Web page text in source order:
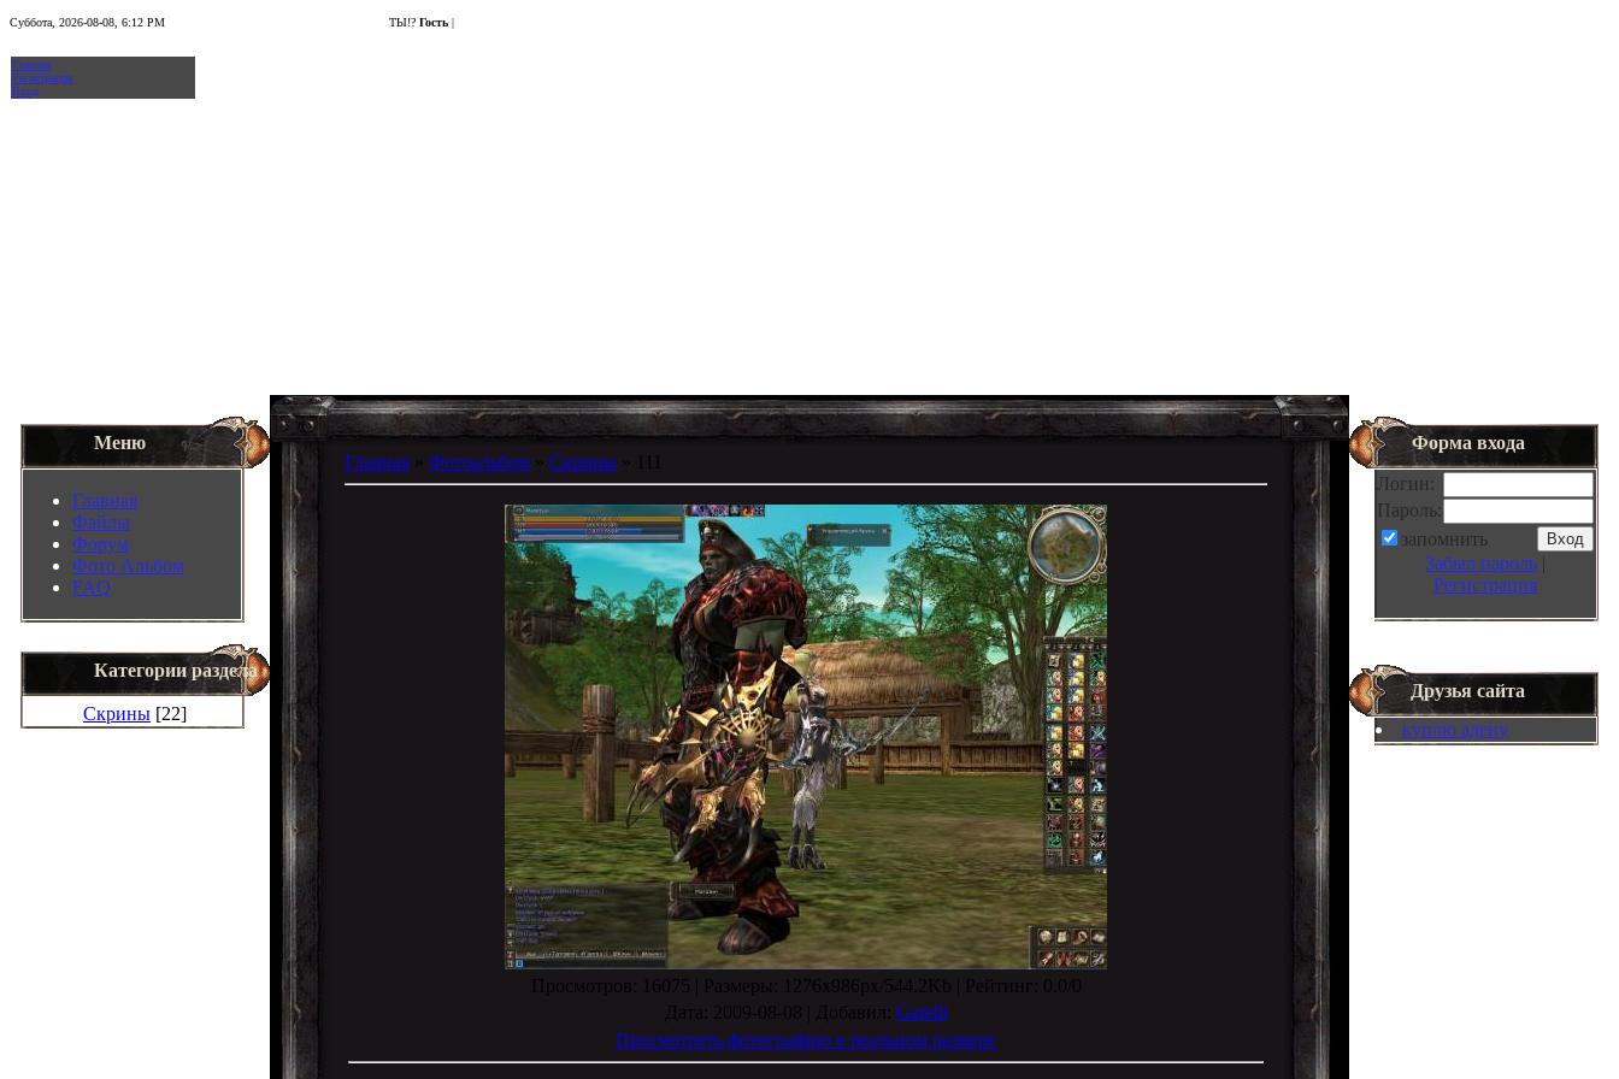
Суббота, 2026-08-08, 6:12 PM
Главная
Регистрация
Вход
ТЫ!? Гость |
Меню
Главная
Файлы
Форум
Фото Альбом
FAQ
Категории раздела
Скрины [22]
Главная » Фотоальбом » Скрины » 111
Просмотров : 16075 | Размеры : 1276x986px/544.2Kb | Рейтинг
: 0.0/0
Дата : 2009-08-08 | Добавил
Garelii
Просмотреть фотографию в реальном размере
Форма входа
Логин:
Пароль:
запомнить
Забыл пароль |
Регистрация
Друзья сайта
куплю адену